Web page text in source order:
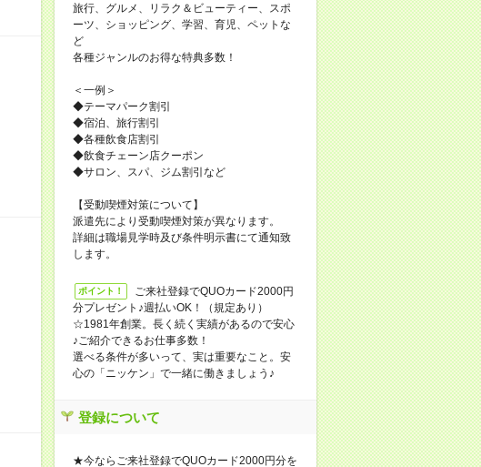
旅行、グルメ、リラク＆ビューティー、スポ
ーツ、ショッピング、学習、育児、ペットな
ど
各種ジャンルのお得な特典多数！
＜一例＞
◆テーマパーク割引
◆宿泊、旅行割引
◆各種飲食店割引
◆飲食チェーン店クーポン
◆サロン、スパ、ジム割引など
【受動喫煙対策について】
派遣先により受動喫煙対策が異なります。
詳細は職場見学時及び条件明示書にて通知致
します。
ポイント！
ご来社登録でQUOカード2000円
分プレゼント♪週払いOK！（規定あり）
☆1981年創業。長く続く実績があるので安心
♪ご紹介できるお仕事多数！
選べる条件が多いって、実は重要なこと。安
心の「ニッケン」で一緒に働きましょう♪
登録について
★今ならご来社登録でQUOカード2000円分を